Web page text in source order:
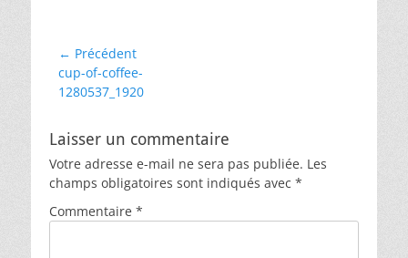
Navigation
de
l’article
← Précédent
Article
précédent :
cup-of-coffee-
1280537_1920
Laisser un commentaire
Votre adresse e-mail ne sera pas publiée. Les
champs obligatoires sont indiqués avec *
Commentaire *